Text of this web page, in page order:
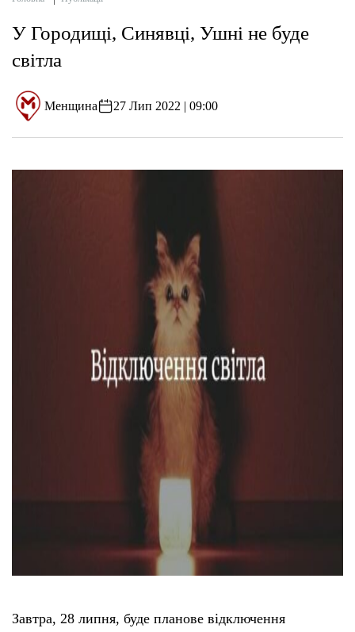
У Городищі, Синявці, Ушні не буде
світла
Менщина 27 Лип 2022 | 09:00
Завтра, 28 липня, буде планове відключення